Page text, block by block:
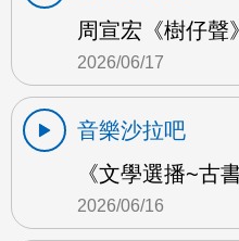
周宣宏《樹仔聲
2026/06/17
音樂沙拉吧
《文學選播~古
2026/06/16